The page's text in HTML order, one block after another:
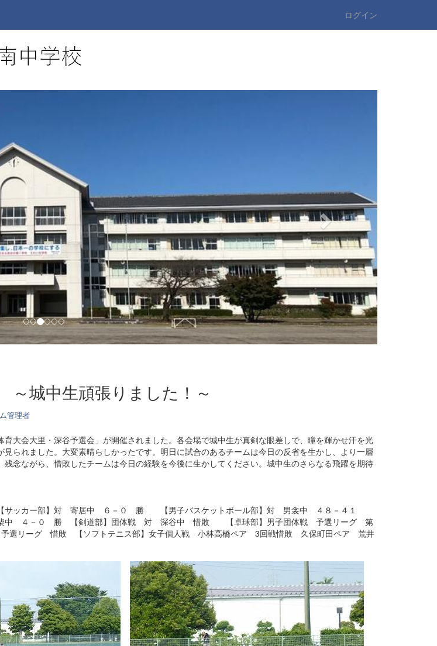
ログイン
城中生頑張りました！～
管理者
大会大里・深谷予選会」が開催されました。各会場で城中生が真剣な眼差しで、瞳を輝かせ汗を光
見られました。大変素晴らしかったです。明日に試合のあるチームは今日の反省を生かし、より一層
念ながら、惜敗したチームは今日の経験を今後に生かしてください。城中生のさらなる飛躍を期待
サッカー部】対 寄居中 ６－０ 勝 【男子バスケットボール部】対 男衾中 ４８－４１
中 ４－０ 勝 【剣道部】団体戦 対 深谷中 惜敗 【卓球部】男子団体戦 予選リーグ 第
選リーグ 惜敗 【ソフトテニス部】女子個人戦 小林高橋ペア 3回戦惜敗 久保町田ペア 荒井